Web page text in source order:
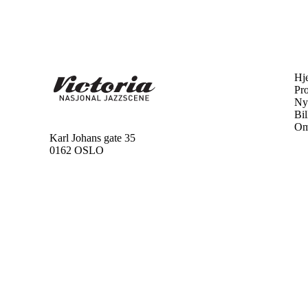
Karl Johans gate 35
0162 OSLO